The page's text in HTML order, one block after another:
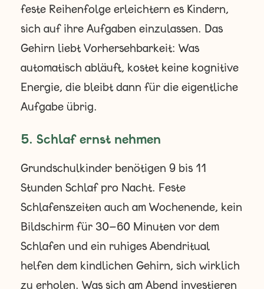
feste Reihenfolge erleichtern es Kindern,
sich auf ihre Aufgaben einzulassen. Das
Gehirn liebt Vorhersehbarkeit: Was
automatisch abläuft, kostet keine kognitive
Energie, die bleibt dann für die eigentliche
Aufgabe übrig.
5. Schlaf ernst nehmen
Grundschulkinder benötigen 9 bis 11
Stunden Schlaf pro Nacht. Feste
Schlafenszeiten auch am Wochenende, kein
Bildschirm für 30–60 Minuten vor dem
Schlafen und ein ruhiges Abendritual
helfen dem kindlichen Gehirn, sich wirklich
zu erholen. Was sich am Abend investieren